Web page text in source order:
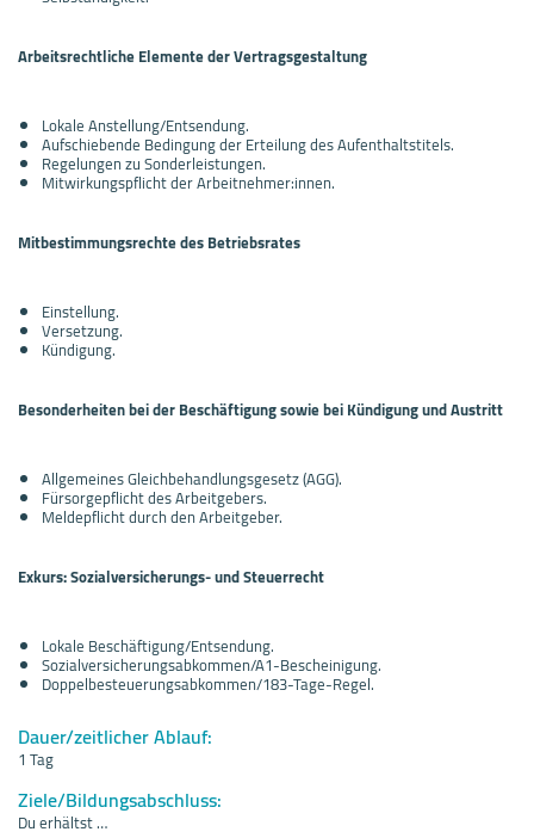
Arbeitsrechtliche Elemente der Vertragsgestaltung
Lokale Anstellung/Entsendung.
Aufschiebende Bedingung der Erteilung des Aufenthaltstitels.
Regelungen zu Sonderleistungen.
Mitwirkungspflicht der Arbeitnehmer:innen.
Mitbestimmungsrechte des Betriebsrates
Einstellung.
Versetzung.
Kündigung.
Besonderheiten bei der Beschäftigung sowie bei Kündigung und Austritt
Allgemeines Gleichbehandlungsgesetz (AGG).
Fürsorgepflicht des Arbeitgebers.
Meldepflicht durch den Arbeitgeber.
Exkurs: Sozialversicherungs- und Steuerrecht
Lokale Beschäftigung/Entsendung.
Sozialversicherungsabkommen/A1-Bescheinigung.
Doppelbesteuerungsabkommen/183-Tage-Regel.
Dauer/zeitlicher Ablauf:
1 Tag
Ziele/Bildungsabschluss:
Du erhältst …